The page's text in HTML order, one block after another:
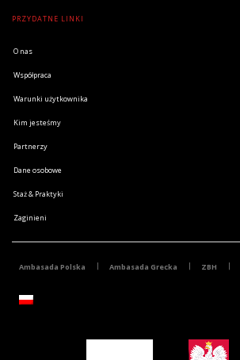
PRZYDATNE LINKI
O nas
Współpraca
Warunki użytkownika
Kim jesteśmy
Partnerzy
Dane osobowe
Staż & Praktyki
Zaginieni
Ambasada Polska Ambasada Grecka ZBH